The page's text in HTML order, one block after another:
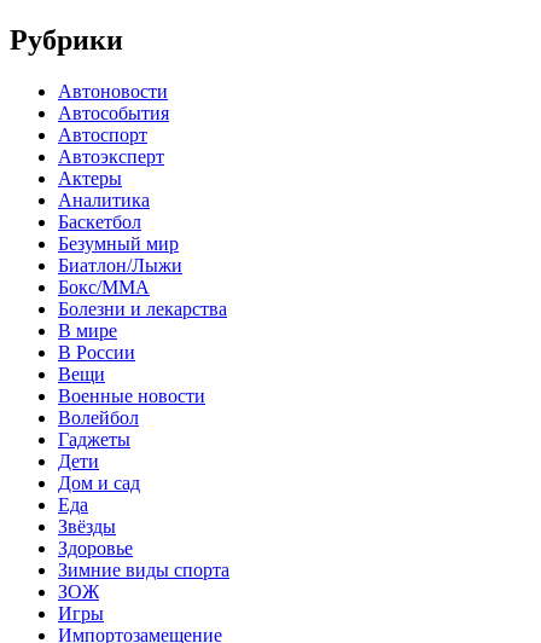
Рубрики
Автоновости
Автособытия
Автоспорт
Автоэксперт
Актеры
Аналитика
Баскетбол
Безумный мир
Биатлон/Лыжи
Бокс/MMA
Болезни и лекарства
В мире
В России
Вещи
Военные новости
Волейбол
Гаджеты
Дети
Дом и сад
Еда
Звёзды
Здоровье
Зимние виды спорта
ЗОЖ
Игры
Импортозамещение